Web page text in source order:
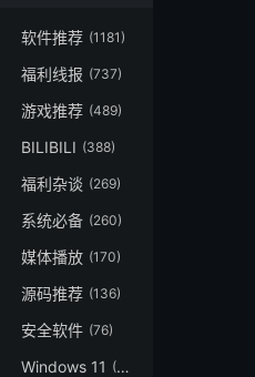
软件推荐 (1181)
福利线报 (737)
游戏推荐 (489)
BILIBILI (388)
福利杂谈 (269)
系统必备 (260)
媒体播放 (170)
源码推荐 (136)
安全软件 (76)
Windows 11 (49)